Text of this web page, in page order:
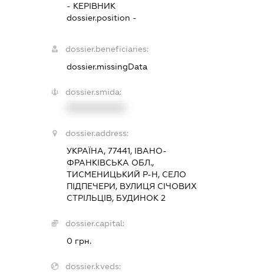
- КЕРІВНИК
dossier.position -
dossier.beneficiaries:
dossier.missingData
dossier.smida:
dossier.address:
УКРАЇНА, 77441, ІВАНО-
ФРАНКІВСЬКА ОБЛ.,
ТИСМЕНИЦЬКИЙ Р-Н, СЕЛО
ПІДПЕЧЕРИ, ВУЛИЦЯ СІЧОВИХ
СТРІЛЬЦІВ, БУДИНОК 2
dossier.capital:
0 грн.
dossier.kveds: